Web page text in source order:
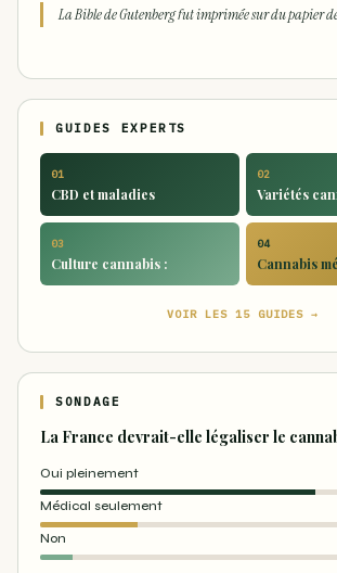
La Bible de Gutenberg fut imprimée sur du papier
GUIDES EXPERTS
01
CBD et maladies
02
Variétés
03
Culture cannabis :
04
Cannabis
VOIR LES 15 GUIDES →
SONDAGE
La France devrait-elle légaliser le
Oui pleinement
Médical seulement
Non